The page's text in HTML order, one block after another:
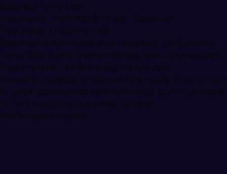
Gaziantep Türkü Ekibi
muzisyenler · Halk Müziği Grubu · Gaziantep
Fiyat aralığı: ₺1.500 – ₺4.500
Gaziantep'te halk müziği grubu arayanlar için Gaziantep
Türkü Ekibi, Sahne Ustaları'nda doğrulanmış bir seçenek.
Fiyatlar ₺1.500 – ₺4.500 aralığında değişiyor.
Yöresel Güneydoğu türküleri ve halk müziği. Düğün, nişan
ve şenlik etkinliklerinde canlı halk müziği keyfi. Fasil muzigi
ve Turk muzigi repertuvarinda uzmandir.
Profili incele ve teklif al